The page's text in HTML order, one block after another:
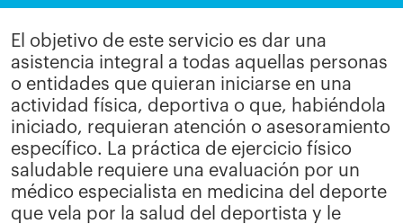
El objetivo de este servicio es dar una
asistencia integral a todas aquellas personas
o entidades que quieran iniciarse en una
actividad física, deportiva o que, habiéndola
iniciado, requieran atención o asesoramiento
específico. La práctica de ejercicio físico
saludable requiere una evaluación por un
médico especialista en medicina del deporte
que vela por la salud del deportista y le